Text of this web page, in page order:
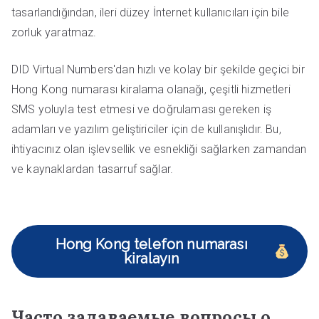
tasarlandığından, ileri düzey İnternet kullanıcıları için bile
zorluk yaratmaz.
DID Virtual Numbers'dan hızlı ve kolay bir şekilde geçici bir
Hong Kong numarası kiralama olanağı, çeşitli hizmetleri
SMS yoluyla test etmesi ve doğrulaması gereken iş
adamları ve yazılım geliştiriciler için de kullanışlıdır. Bu,
ihtiyacınız olan işlevsellik ve esnekliği sağlarken zamandan
ve kaynaklardan tasarruf sağlar.
Hong Kong telefon numarası
kiralayın